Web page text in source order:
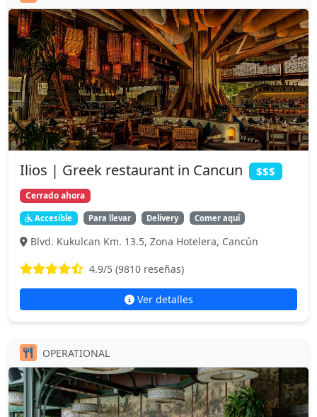
Ilios | Greek restaurant in Cancun $$$
Cerrado ahora
Accesible Para llevar Delivery Comer aquí
Blvd. Kukulcan Km. 13.5, Zona Hotelera, Cancún
4.9/5 (9810 reseñas)
Ver detalles
OPERATIONAL